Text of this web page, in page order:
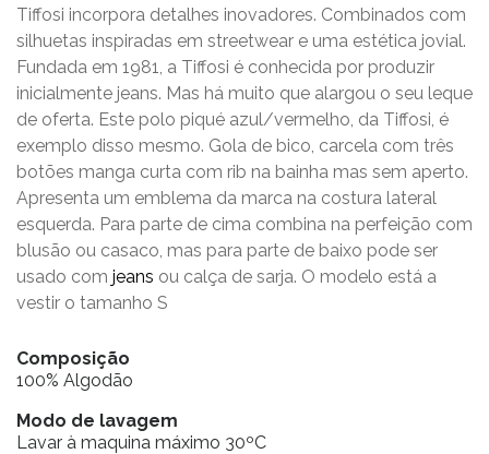
Tiffosi incorpora detalhes inovadores. Combinados com
silhuetas inspiradas em streetwear e uma estética jovial.
Fundada em 1981, a Tiffosi é conhecida por produzir
inicialmente jeans. Mas há muito que alargou o seu leque
de oferta. Este polo piqué azul/vermelho, da Tiffosi, é
exemplo disso mesmo. Gola de bico, carcela com três
botões manga curta com rib na bainha mas sem aperto.
Apresenta um emblema da marca na costura lateral
esquerda. Para parte de cima combina na perfeição com
blusão ou casaco, mas para parte de baixo pode ser
usado com jeans ou calça de sarja. O modelo está a
vestir o tamanho S
Composição
100% Algodão
Modo de lavagem
Lavar à maquina máximo 30ºC